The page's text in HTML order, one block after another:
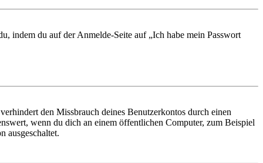
indem du auf der Anmelde-Seite auf „Ich habe mein Passwort
den Missbrauch deines Benutzerkontos durch einen
wenn du dich an einem öffentlichen Computer, zum Beispiel
ausgeschaltet.